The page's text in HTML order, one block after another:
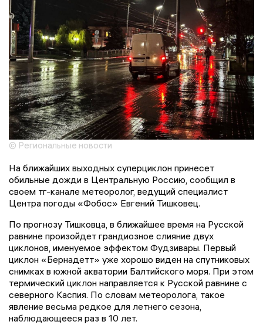
© Региональные новости
На ближайших выходных суперциклон принесет
обильные дожди в Центральную Россию, сообщил в
своем тг-канале метеоролог, ведущий специалист
Центра погоды «Фобос» Евгений Тишковец.
По прогнозу Тишковца, в ближайшее время на Русской
равнине произойдет грандиозное слияние двух
циклонов, именуемое эффектом Фудзивары. Первый
циклон «Бернадетт» уже хорошо виден на спутниковых
снимках в южной акватории Балтийского моря. При этом
термический циклон направляется к Русской равнине с
северного Каспия. По словам метеоролога, такое
явление весьма редкое для летнего сезона,
наблюдающееся раз в 10 лет.